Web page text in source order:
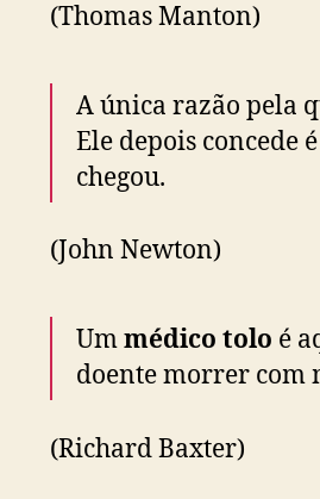
(Thomas Manton)
A única razão pela
Ele depois concede
chegou.
(John Newton)
Ummédico tolo é
doente morrer com
(Richard Baxter)